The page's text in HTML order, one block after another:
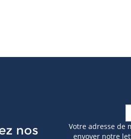
nos
Votre adresse de
envoyer notre